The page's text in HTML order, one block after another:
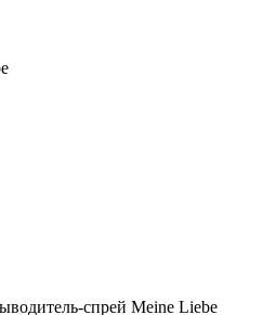
спрей Meine Liebe